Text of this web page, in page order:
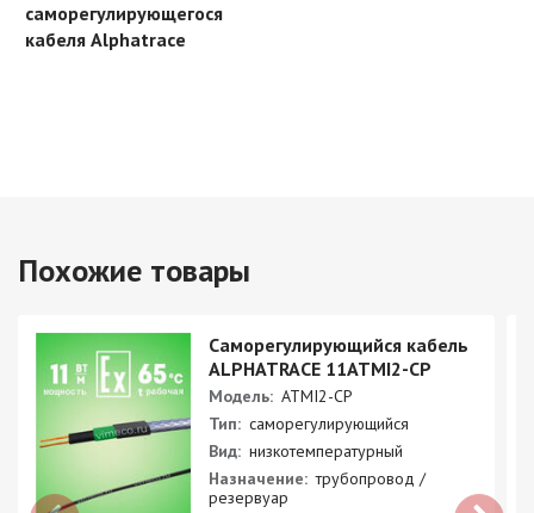
саморегулирующегося
кабеля Alphatrace
Похожие товары
Саморегулирующийся кабель
ALPHATRACE 11ATMI2-CP
Модель: ATMI2-CP
Тип: саморегулирующийся
Вид: низкотемпературный
Назначение: трубопровод /
резервуар